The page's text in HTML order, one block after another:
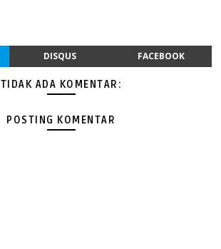
DISQUS FACEBOOK
TIDAK ADA KOMENTAR:
POSTING KOMENTAR